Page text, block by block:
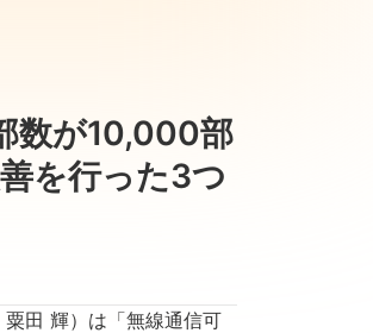
数が10,000部
を行った3つ
田 輝）は「無線通信可